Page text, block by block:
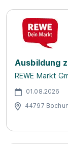
Ausbildung
REWE Markt
01.08.2026
44797